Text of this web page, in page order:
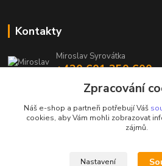
Kontakty
Miroslav Syrovátka
+420 601 350 600
(Po-Pá, 7:30-16 hod.)
prodejna@polycarboncb.cz
Zpracování
Náš e-shop a partneři potřebují Váš
cookies, aby Vám mohli zobrazovat
zájmů.
Nastavení